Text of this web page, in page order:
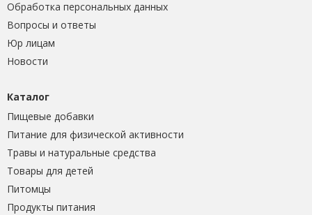
Обработка персональных данных
Вопросы и ответы
Юр лицам
Новости
Каталог
Пищевые добавки
Питание для физической активности
Травы и натуральные средства
Товары для детей
Питомцы
Продукты питания